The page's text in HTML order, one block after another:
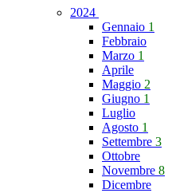
2024
Gennaio 1
Febbraio
Marzo 1
Aprile
Maggio 2
Giugno 1
Luglio
Agosto 1
Settembre 3
Ottobre
Novembre 8
Dicembre